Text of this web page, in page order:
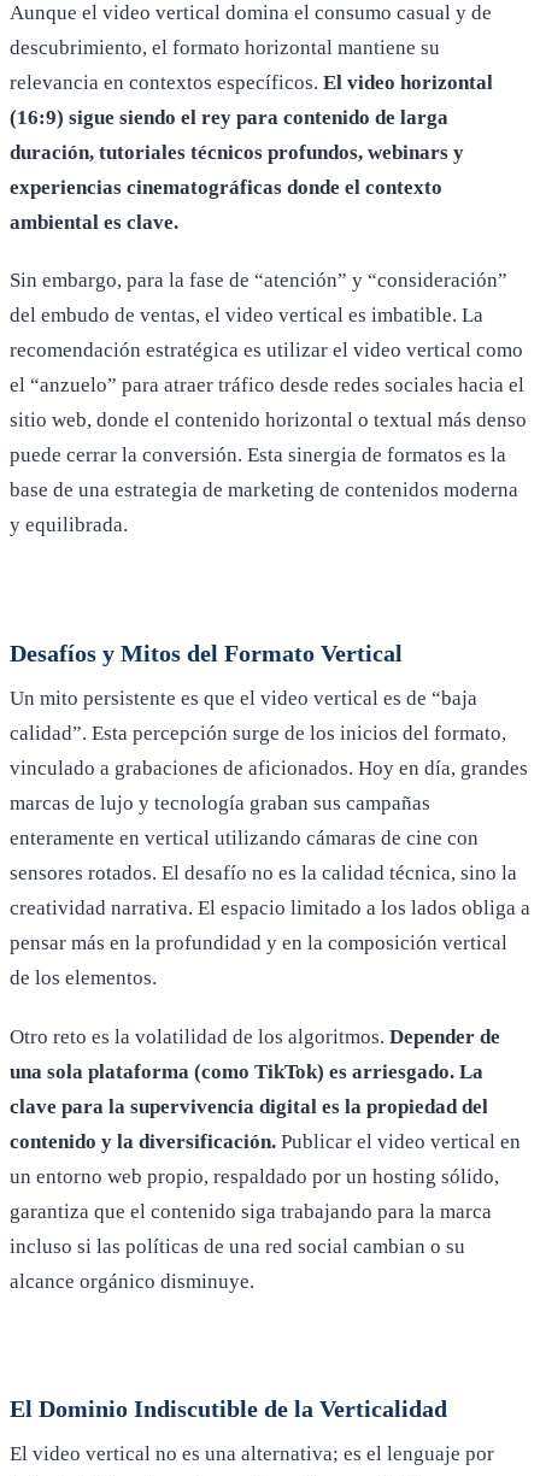
Aunque el video vertical domina el consumo casual y de
descubrimiento, el formato horizontal mantiene su
relevancia en contextos específicos. El video horizontal
(16:9) sigue siendo el rey para contenido de larga
duración, tutoriales técnicos profundos, webinars y
experiencias cinematográficas donde el contexto
ambiental es clave.
Sin embargo, para la fase de “atención” y “consideración”
del embudo de ventas, el video vertical es imbatible. La
recomendación estratégica es utilizar el video vertical como
el “anzuelo” para atraer tráfico desde redes sociales hacia el
sitio web, donde el contenido horizontal o textual más denso
puede cerrar la conversión. Esta sinergia de formatos es la
base de una estrategia de marketing de contenidos moderna
y equilibrada.
Desafíos y Mitos del Formato Vertical
Un mito persistente es que el video vertical es de “baja
calidad”. Esta percepción surge de los inicios del formato,
vinculado a grabaciones de aficionados. Hoy en día, grandes
marcas de lujo y tecnología graban sus campañas
enteramente en vertical utilizando cámaras de cine con
sensores rotados. El desafío no es la calidad técnica, sino la
creatividad narrativa. El espacio limitado a los lados obliga a
pensar más en la profundidad y en la composición vertical
de los elementos.
Otro reto es la volatilidad de los algoritmos. Depender de
una sola plataforma (como TikTok) es arriesgado. La
clave para la supervivencia digital es la propiedad del
contenido y la diversificación. Publicar el video vertical en
un entorno web propio, respaldado por un hosting sólido,
garantiza que el contenido siga trabajando para la marca
incluso si las políticas de una red social cambian o su
alcance orgánico disminuye.
El Dominio Indiscutible de la Verticalidad
El video vertical no es una alternativa; es el lenguaje por